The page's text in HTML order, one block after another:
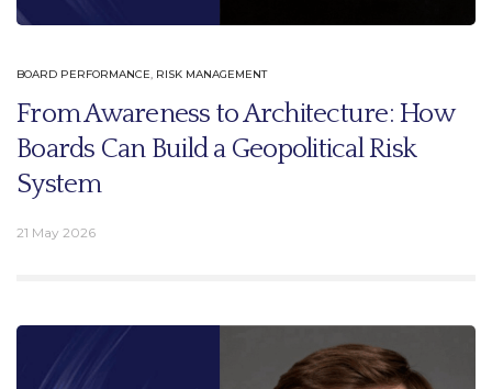
BOARD PERFORMANCE RISK MANAGEMENT
From Awareness to Architecture: How
Boards Can Build a Geopolitical Risk
System
21 May 2026